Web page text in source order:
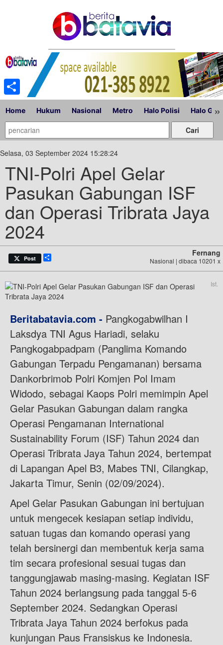
Home Hukum Nasional Metro Halo Polisi Halo »
Selasa, 03 September 2024 15:28:24
TNI-Polri Apel Gelar
Pasukan Gabungan ISF
dan Operasi Tribrata Jaya
2024
Post
Fernang
Nasional | dibaca 10201 x
Ist.
Beritabatavia.com - Pangkogabwilhan I
Laksdya TNI Agus Hariadi, selaku
Pangkogabpadpam (Panglima Komando
Gabungan Terpadu Pengamanan) bersama
Dankorbrimob Polri Komjen Pol Imam
Widodo, sebagai Kaops Polri memimpin Apel
Gelar Pasukan Gabungan dalam rangka
Operasi Pengamanan International
Sustainability Forum (ISF) Tahun 2024 dan
Operasi Tribrata Jaya Tahun 2024, bertempat
di Lapangan Apel B3, Mabes TNI, Cilangkap,
Jakarta Timur, Senin (02/09/2024).
Apel Gelar Pasukan Gabungan ini bertujuan
untuk mengecek kesiapan setiap individu,
satuan tugas dan komando operasi yang
telah bersinergi dan membentuk kerja sama
tim secara profesional sesuai tugas dan
tanggungjawab masing-masing. Kegiatan ISF
Tahun 2024 berlangsung pada tanggal 5-6
September 2024. Sedangkan Operasi
Tribrata Jaya Tahun 2024 berfokus pada
kunjungan Paus Fransiskus ke Indonesia.
Share